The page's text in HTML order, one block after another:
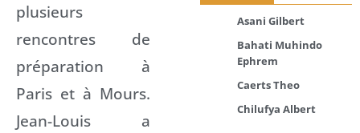
plusieurs
rencontres de
préparation à
Paris et à Mours.
Jean-Louis a
Asani Gilbert
Bahati Muhindo
Ephrem
Caerts Theo
Chilufya Albert